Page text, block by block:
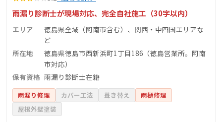
雨漏り診断士が現場対応、完全自社施工（30字以内）
エリア
徳島県全域（阿南市含む）、関西・中四国エリアな
ど
所在地
徳島県徳島市西新浜町1丁目186（徳島営業所。阿南
市対応）
保有資格 雨漏り診断士在籍
雨漏り修理 カバー工法 葺き替え
雨樋修理
屋根外壁塗装